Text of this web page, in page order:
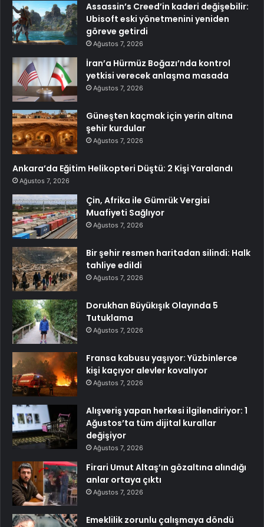
Assassin’s Creed’in kaderi değişebilir:
Ubisoft eski yönetmenini yeniden
göreve getirdi
Ağustos 7, 2026
İran’a Hürmüz Boğazı’nda kontrol
yetkisi verecek anlaşma masada
Ağustos 7, 2026
Güneşten kaçmak için yerin altına
şehir kurdular
Ağustos 7, 2026
Ankara’da Eğitim Helikopteri Düştü: 2 Kişi Yaralandı
Ağustos 7, 2026
Çin, Afrika ile Gümrük Vergisi
Muafiyeti Sağlıyor
Ağustos 7, 2026
Bir şehir resmen haritadan silindi: Halk
tahliye edildi
Ağustos 7, 2026
Dorukhan Büyükışık Olayında 5
Tutuklama
Ağustos 7, 2026
Fransa kabusu yaşıyor: Yüzbinlerce
kişi kaçıyor alevler kovalıyor
Ağustos 7, 2026
Alışveriş yapan herkesi ilgilendiriyor: 1
Ağustos’ta tüm dijital kurallar
değişiyor
Ağustos 7, 2026
Firari Umut Altaş’ın gözaltına alındığı
anlar ortaya çıktı
Ağustos 7, 2026
Emeklilik zorunlu çalışmaya döndü